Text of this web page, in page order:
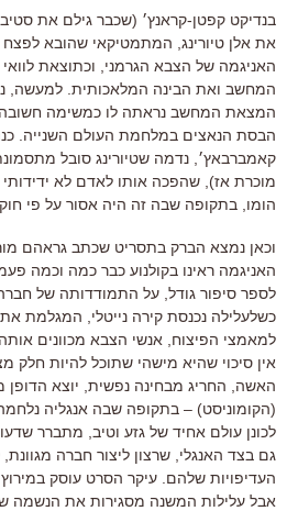
בנדיקט קפטן-קראנץ׳ (שכבר גילם את סטיבן
את אלן טיורינג, המתמטיקאי שהובא
האניגמה של הצבא הגרמני, וכתוצאת
המחשב ואת הבינה המלאכותית. למעשה,
המצאת המחשב נראתה לו כמשימה חשובה
הבסת הנאצים במלחמת העולם השנייה.
קאמברבאץ׳, נדמה שטיורינג סובל
מוכרת אז), שהפכה אותו לאדם לא ידידותי
הומו, בתקופה שבה זה היה אסור על פי חוק.
וכאן נמצא הברק בתסריט שכתב גראהם
האניגמה ראינו בקולנוע כבר כמה וכמה
לספר סיפור גודל, על התמודדותה של
כשלעלילה נכנסת קירה נייטלי, המגלמת
למאמצי הפיצוח, אנשי הצבא מכוונים
אין סיכוי שהיא מישהי שתוכל להיות חלק
האשה, החריג מבחינה נפשית, יוצא הדופן
(הקומוניסט) – בתקופה שבה אנגליה
לכונן עולם אחיד של גזע וטיב, מתברר
גם בצד האנגלי, שרצון ליצור חברה
העדיפויות שלהם. עיקר הסרט עוסק במירוץ
אבל עלילות המשנה מסגירות את הנשמה